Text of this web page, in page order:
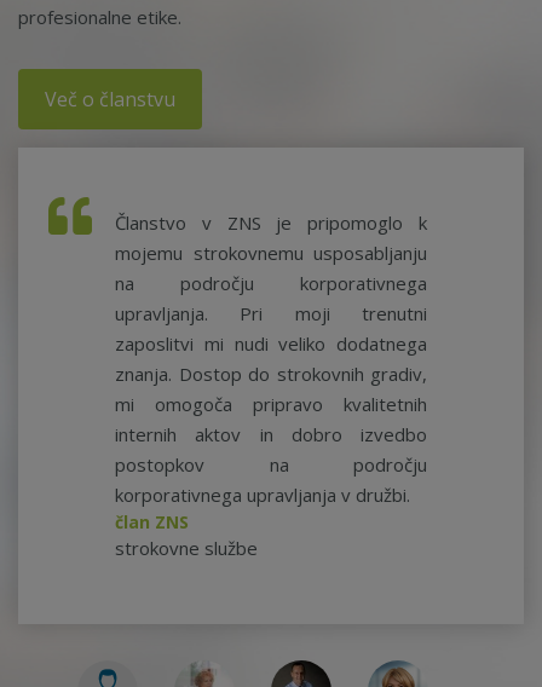
profesionalne etike.
Več o članstvu
Članstvo v ZNS je pripomoglo k
mojemu strokovnemu usposabljanju
na področju korporativnega
upravljanja. Pri moji trenutni
zaposlitvi mi nudi veliko dodatnega
znanja. Dostop do strokovnih gradiv,
mi omogoča pripravo kvalitetnih
internih aktov in dobro izvedbo
postopkov na področju
korporativnega upravljanja v družbi.
član ZNS
strokovne službe